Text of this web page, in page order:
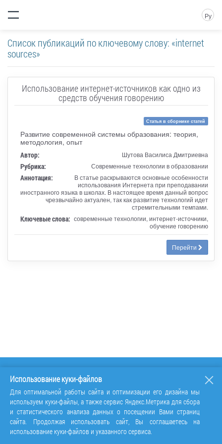
Ру
Список публикаций по ключевому слову: «internet
sources»
Использование интернет-источников как одно из
средств обучения говорению
Статья в сборнике статей
Развитие современной системы образования: теория,
методология, опыт
Автор: Шутова Василиса Дмитриевна
Рубрика: Современные технологии в образовании
Аннотация:
В статье раскрываются основные особенности
использования Интернета при преподавании
иностранного языка в школах. В настоящее время данный вопрос
чрезвычайно актуален, так как развитие технологий идет
стремительными темпами.
Ключевые слова: современные технологии, интернет-источники,
обучение говорению
Перейти
Использование куки-файлов
Для оптимальной работы сайта и оптимизации его дизайна мы
используем куки-файлы, а также сервис Яндекс.Метрика для сбора
и статистического анализа данных о посещении Вами страниц
сайта. Продолжая использовать сайт, Вы соглашаетесь на
использование куки-файлов и указанного сервиса.